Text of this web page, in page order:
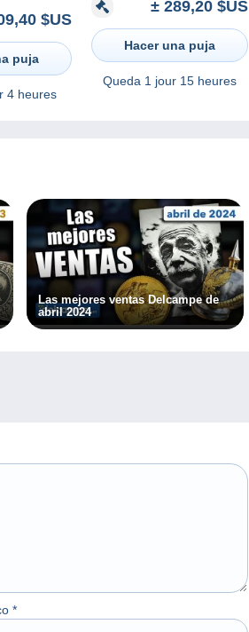
$US
puja
4 heures
REUNION " c'est vendue
comme c'est
± 289,20 $US
Hacer una puja
Queda 1 jour 15 heures
Las mejores ventas Delcampe de
abril 2024
*